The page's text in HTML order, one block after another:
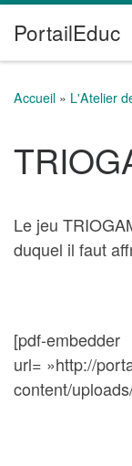
Passer au contenu
PortailEduc
Accueil » L'Atelier
Le jeu
duquel il faut
[pdf-embedder
url= »http://
content/